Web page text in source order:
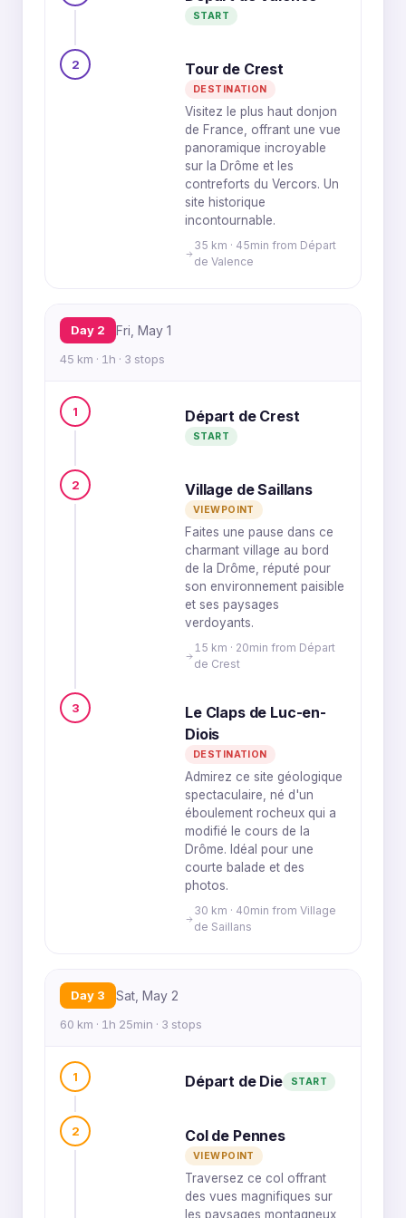
START
2 Tour de Crest
DESTINATION
Visitez le plus haut donjon
de France, offrant une vue
panoramique incroyable
sur la Drôme et les
contreforts du Vercors. Un
site historique
incontournable.
35 km · 45min from Départ
de Valence
Day 2 Fri, May 1
45 km · 1h · 3 stops
1 Départ de Crest
START
2 Village de Saillans
VIEWPOINT
Faites une pause dans ce
charmant village au bord
de la Drôme, réputé pour
son environnement paisible
et ses paysages
verdoyants.
15 km · 20min from Départ
de Crest
3
Le Claps de Luc-en-
Diois
DESTINATION
Admirez ce site géologique
spectaculaire, né d'un
éboulement rocheux qui a
modifié le cours de la
Drôme. Idéal pour une
courte balade et des
photos.
30 km · 40min from Village
de Saillans
Day 3 Sat, May 2
60 km · 1h 25min · 3 stops
1 Départ de Die START
2 Col de Pennes
VIEWPOINT
Traversez ce col offrant
des vues magnifiques sur
les paysages montagneux